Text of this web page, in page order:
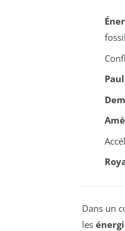
Dans un
les